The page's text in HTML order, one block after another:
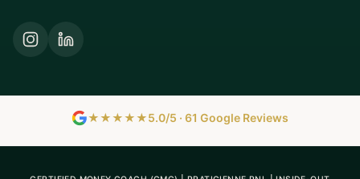
★★★★★5.0/5 · 61 Google Reviews